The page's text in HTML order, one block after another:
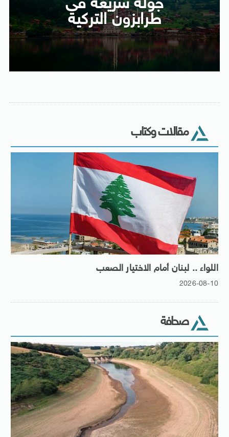
جولة سريعة فى
طرابزون التركية
مقالات وكتاب
اللواء .. لبنان أمام الاختيار الصعب
2026-08-10
صحافة